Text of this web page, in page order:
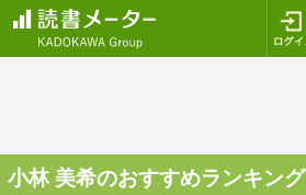
小林 美希のおすすめランキング